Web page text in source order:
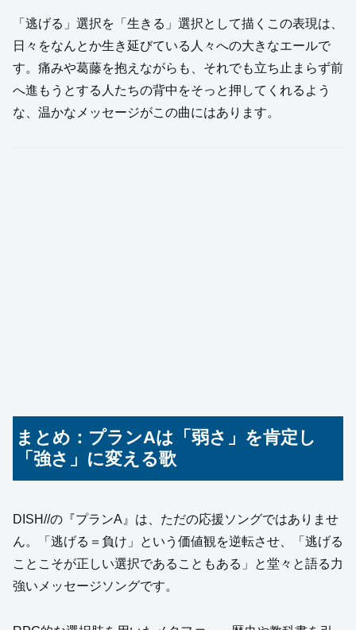
「逃げる」選択を「生きる」選択として描くこの表現は、
日々をなんとか生き延びている人々への大きなエールで
す。痛みや葛藤を抱えながらも、それでも立ち止まらず前
へ進もうとする人たちの背中をそっと押してくれるよう
な、温かなメッセージがこの曲にはあります。
まとめ：プランAは「弱さ」を肯定し
「強さ」に変える歌
DISH//の『プランA』は、ただの応援ソングではありませ
ん。「逃げる＝負け」という価値観を逆転させ、「逃げる
ことこそが正しい選択であることもある」と堂々と語る力
強いメッセージソングです。